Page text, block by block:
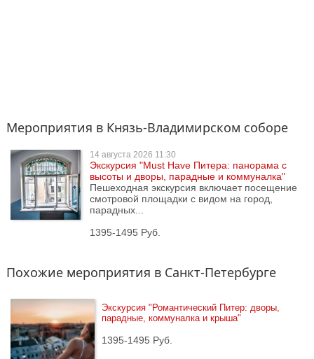
Мероприятия в Князь-Владимирском соборе
14 августа 2026 11:30
Экскурсия "Must Have Питера: панорама с
высоты и дворы, парадные и коммуналка"
Пешеходная экскурсия включает посещение
смотровой площадки с видом на город,
парадных...
1395-1495 Руб.
Похожие мероприятия в Санкт-Петербурге
Экскурсия "Романтический Питер: дворы,
парадные, коммуналка и крыша"
1395-1495 Руб.